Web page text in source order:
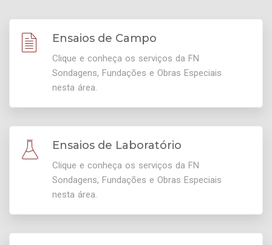
Ensaios de Campo
Clique e conheça os serviços da FN
Sondagens, Fundações e Obras Especiais
nesta área.
Ensaios de Laboratório
Clique e conheça os serviços da FN
Sondagens, Fundações e Obras Especiais
nesta área.